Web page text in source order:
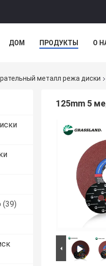
ДОМ ПРОДУКТЫ О
металл режа диски
(39)
125mm 5